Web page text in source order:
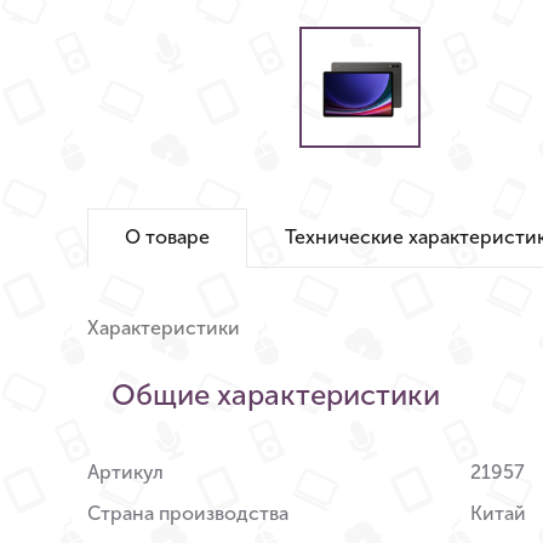
О товаре Технические
Характеристики
Общие характеристики
Артикул
21957
Страна производства
Китай